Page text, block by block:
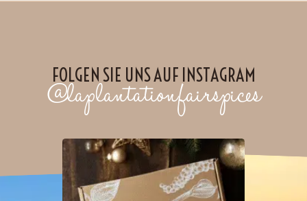
FOLGEN SIE UNS AUF INSTAGRAM
@laplantationfairspices